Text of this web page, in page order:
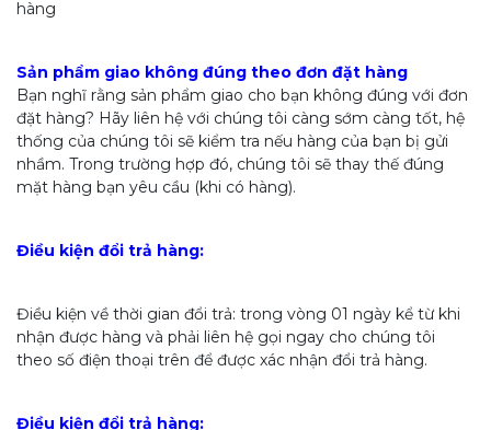
hàng
Sản phẩm giao không đúng theo đơn đặt hàng
Bạn nghĩ rằng sản phẩm giao cho bạn không đúng với đơn
đặt hàng? Hãy liên hệ với chúng tôi càng sớm càng tốt, hệ
thống của chúng tôi sẽ kiểm tra nếu hàng của bạn bị gửi
nhầm. Trong trường hợp đó, chúng tôi sẽ thay thế đúng
mặt hàng bạn yêu cầu (khi có hàng).
Điều kiện đổi trả hàng:
Điều kiện về thời gian đổi trả: trong vòng 01 ngày kể từ khi
nhận được hàng và phải liên hệ gọi ngay cho chúng tôi
theo số điện thoại trên để được xác nhận đổi trả hàng.
Điều kiện đổi trả hàng: